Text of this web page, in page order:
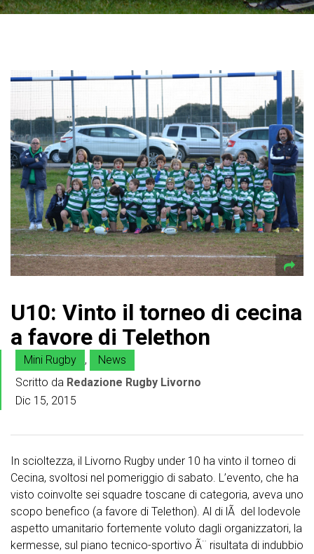
U10: Vinto il torneo di cecina
a favore di Telethon
Mini Rugby ,
News
Scritto da Redazione Rugby Livorno
Dic 15, 2015
In scioltezza, il Livorno Rugby under 10 ha vinto il torneo di
Cecina, svoltosi nel pomeriggio di sabato. L’evento, che ha
visto coinvolte sei squadre toscane di categoria, aveva uno
scopo benefico (a favore di Telethon). Al di lÃ del lodevole
aspetto umanitario fortemente voluto dagli organizzatori, la
kermesse, sul piano tecnico-sportivo Ã¨ risultata di indubbio